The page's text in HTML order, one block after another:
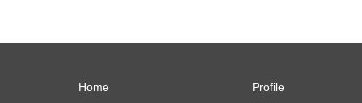
Home Profile